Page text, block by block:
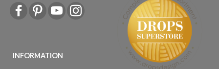
INFORMATION